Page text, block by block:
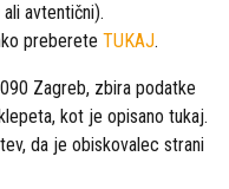
avtentični).
preberete TUKAJ.
Zagreb, zbira podatke
kot je opisano tukaj.
da je obiskovalec strani